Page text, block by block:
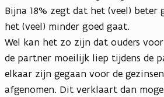
Bijna 18% zegt dat het (veel) beter
het (veel) minder goed gaat.
Wel kan het zo zijn dat ouders
de partner moeilijk liep tijdens de
elkaar zijn gegaan voor de
afgenomen. Dit verklaart dan